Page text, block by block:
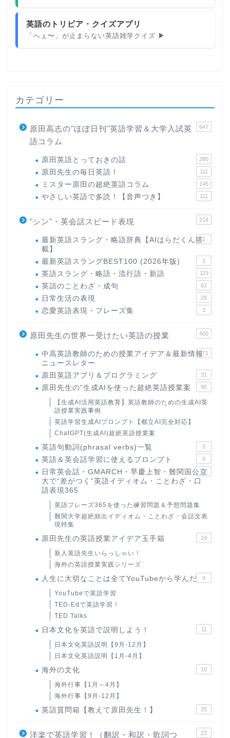
英語のトリビア・クイズアプリ
「へぇ〜」が止まらない英語雑学クイズ ▶
カテゴリー
原田高志の"ほぼ日刊"英語学習＆大学入試英
語コラム
647
原田英語とっておきの話 280
原田先生の毎日英語！ 111
ミスター原田の超絶英語コラム 145
やさしい英語で多読！【音声つき】 111
"シン"・英会話スピード表現 214
最新英語スラング・略語辞典【AIはらだくん搭
載】
1
最新英語スラングBEST100 (2026年版) 1
英語スラング・略語・流行語・新語 119
英語のことわざ・成句 62
日常生活の表現 28
恋愛英語表現・フレーズ集 3
原田先生の世界一受けたい英語の授業 400
中高英語教師のための授業アイデア＆最新情報
ニュースレター
171
原田英語アプリ＆プログラミング 31
原田先生の"生成AIを使った超絶英語授業案 95
【生成AI活用英語教育】英語教師のための生成AI英
語授業実践事例
英語学習生成AIプロンプト【都立AI完全対応】
ChatGPT(生成AI)超絶英語授業案
英語句動詞(phrasal verbs)一覧 3
英語＆英会話学習に使えるプロンプト 6
日常英会話・GMARCH・早慶上智・難関国公立
大で“差がつく”英語イディオム・ことわざ・口
語表現365
22
英語フレーズ365を使った練習問題＆予想問題集
難関大学超絶頻出イディオム・ことわざ・会話文表
現特集
原田先生の英語授業アイデア玉手箱 24
新人英語先生いらっしゃい！
海外の英語授業実践シリーズ
人生に大切なことは全てYouTubeから学んだ 4
YouTubeで英語学習
TED-Edで英語学習！
TED Talks
日本文化を英語で説明しよう！ 11
日本文化英語説明【9月-12月】
日本文化英語説明【1月-4月】
海外の文化 10
海外行事【1月～4月】
海外行事【9月-12月】
英語質問箱【教えて原田先生！】 25
洋楽で英語学習！（翻訳・和訳・歌詞つ 23